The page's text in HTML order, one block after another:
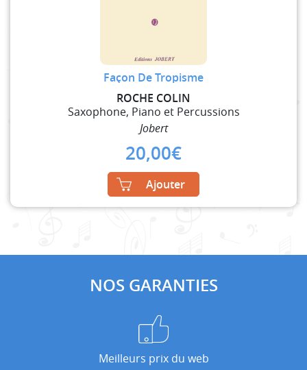
Façon De Tropisme
ROCHE COLIN
Saxophone, Piano et Percussions
Jobert
20,00€
Ajouter
NOS GARANTIES
Meilleurs prix du web